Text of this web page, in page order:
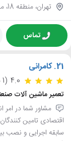
تهران، منطقه 18، محله خلیج فارس جنوبی
تماس
21. کامرانی
4.0 (1 نظر)
تعمیر ماشین آلات
مشاور شما در امر
سابقه اجرایی و نصب بیش